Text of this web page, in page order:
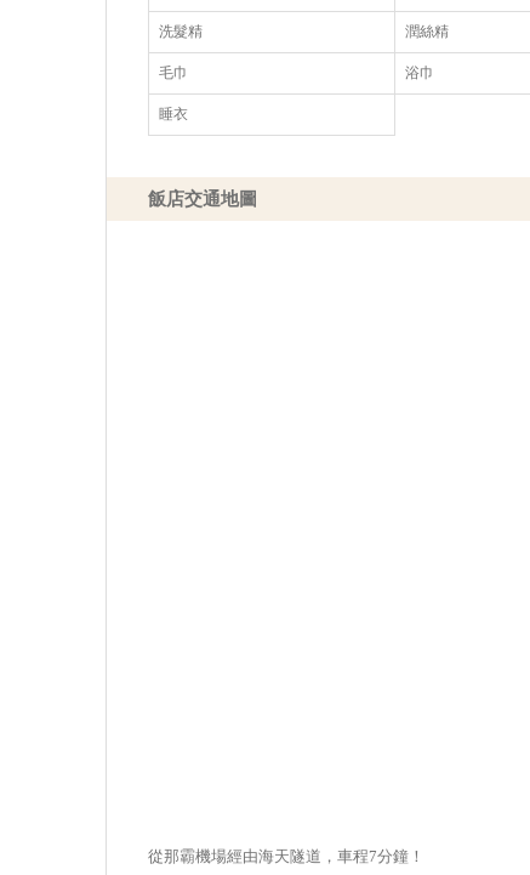
洗髮精 潤絲精
毛巾 浴巾
睡衣
飯店交通地圖
從那霸機場經由海天隧道，車程7分鐘！